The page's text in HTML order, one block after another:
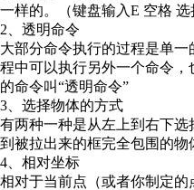
一样的。（键盘输入E 空格
2、透明命令
大部分命令执行的过程是单
程中可以执行另外一个命令
的命令叫“透明命令”
3、选择物体的方式
有两种一种是从左上到右下
到被拉出来的框完全包围的
4、相对坐标
相对于当前点（或者你制定